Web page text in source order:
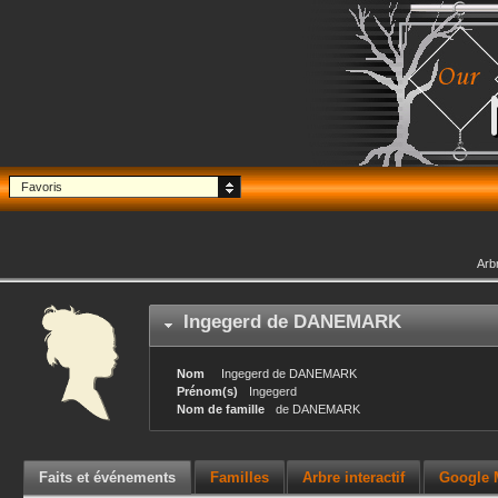
Favoris
Ingegerd de DANEMARK
Nom Ingegerd de DANEMARK
Prénom(s)
Ingegerd
Nom de famille
de DANEMARK
Faits et événements Familles Arbre interactif Google